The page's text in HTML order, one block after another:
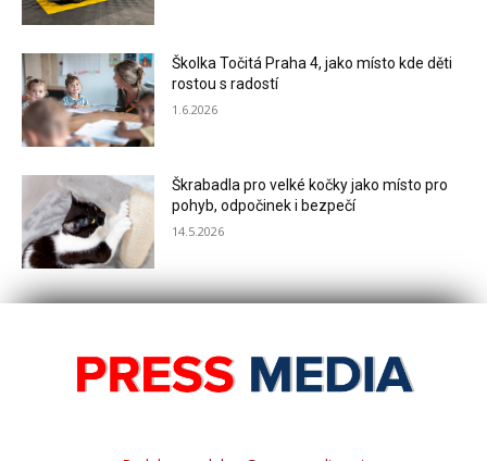
Školka Točitá Praha 4, jako místo kde děti
rostou s radostí
1.6.2026
Škrabadla pro velké kočky jako místo pro
pohyb, odpočinek i bezpečí
14.5.2026